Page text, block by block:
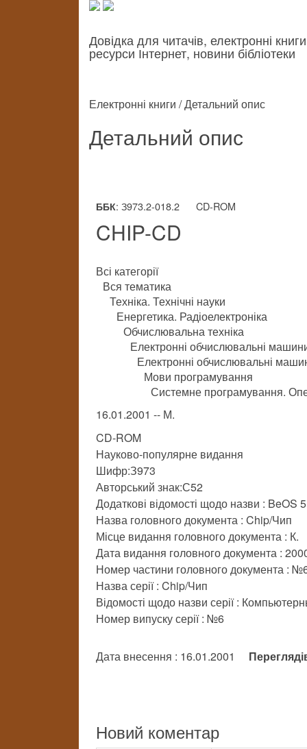
Довідка для читачів, електронні
ресурси Інтернет, новини бібліотеки
Електронні книги / Детальний опис
Детальний опис
ББК: З973.2-018.2 CD-ROM
CHIP-CD
Всі категорії
Вся тематика
Техніка. Технічні науки
Енергетика. Радіоелектроніка
Обчислювальна техніка
Електронні обчислювальні
Електронні обчислювальні
Мови програмування
Системне програмування.
16.01.2001 -- М.
CD-ROM
Науково-популярне видання
Шифр:З973
Авторський знак:С52
Додаткові відомості щодо назви :
Назва головного документа : Chip/Чип
Місце видання головного документа : К.
Дата видання головного документа :
Номер частини головного документа :
Назва серії : Chip/Чип
Відомості щодо назви серії :
Номер випуску серії : №6
Дата внесення : 16.01.2001
Новий коментар